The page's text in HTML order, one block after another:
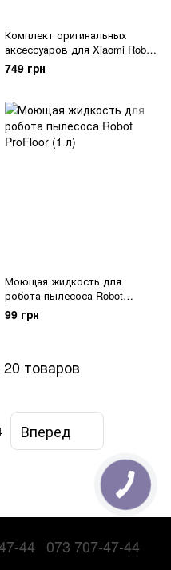
Комплект оригинальных
аксессуаров для Xiaomi Robot
Vacuum E5
749 грн
Моющая жидкость для
робота пылесоса Robot
ProFloor (1 л)
99 грн
товаров
Вперед
44 073 707-47-44